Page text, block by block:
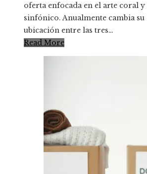
oferta enfocada en el arte coral y
sinfónico. Anualmente cambia su
ubicación entre las tres…
Read More